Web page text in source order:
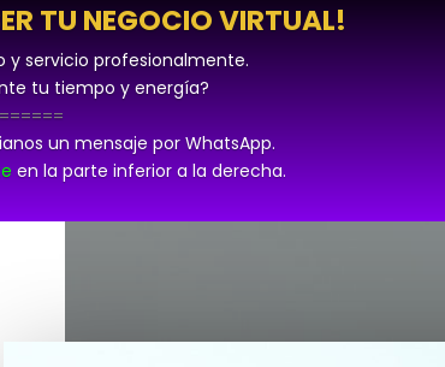
TU NEGOCIO VIRTUAL!
servicio profesionalmente.
tu tiempo y energía?
un mensaje por WhatsApp.
en la parte inferior a la derecha.